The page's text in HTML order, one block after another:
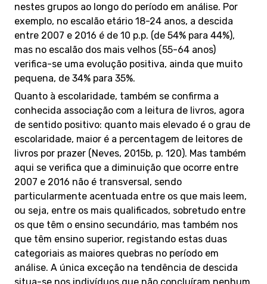
nestes grupos ao longo do período em análise. Por
exemplo, no escalão etário 18-24 anos, a descida
entre 2007 e 2016 é de 10 p.p. (de 54% para 44%),
mas no escalão dos mais velhos (55-64 anos)
verifica-se uma evolução positiva, ainda que muito
pequena, de 34% para 35%.
Quanto à escolaridade, também se confirma a
conhecida associação com a leitura de livros, agora
de sentido positivo: quanto mais elevado é o grau de
escolaridade, maior é a percentagem de leitores de
livros por prazer (Neves, 2015b, p. 120). Mas também
aqui se verifica que a diminuição que ocorre entre
2007 e 2016 não é transversal, sendo
particularmente acentuada entre os que mais leem,
ou seja, entre os mais qualificados, sobretudo entre
os que têm o ensino secundário, mas também nos
que têm ensino superior, registando estas duas
categoriais as maiores quebras no período em
análise. A única exceção na tendência de descida